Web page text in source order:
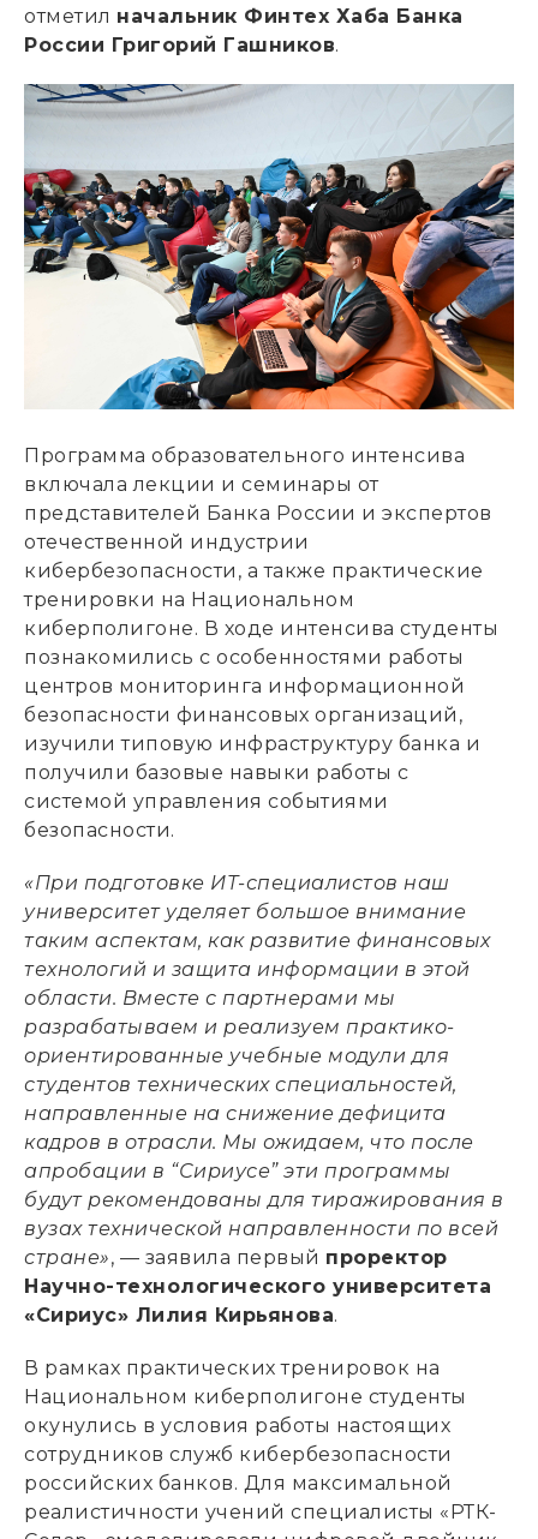
отметил начальник Финтех Хаба Банка
России Григорий Гашников.
Программа образовательного интенсива
включала лекции и семинары от
представителей Банка России и экспертов
отечественной индустрии
кибербезопасности, а также практические
тренировки на Национальном
киберполигоне. В ходе интенсива студенты
познакомились с особенностями работы
центров мониторинга информационной
безопасности финансовых организаций,
изучили типовую инфраструктуру банка и
получили базовые навыки работы с
системой управления событиями
безопасности.
«При подготовке ИТ-специалистов наш
университет уделяет большое внимание
таким аспектам, как развитие финансовых
технологий и защита информации в этой
области. Вместе с партнерами мы
разрабатываем и реализуем практико-
ориентированные учебные модули для
студентов технических специальностей,
направленные на снижение дефицита
кадров в отрасли. Мы ожидаем, что после
апробации в “Сириусе” эти программы
будут рекомендованы для тиражирования в
вузах технической направленности по всей
стране», — заявила первый проректор
Научно-технологического университета
«Сириус» Лилия Кирьянова.
В рамках практических тренировок на
Национальном киберполигоне студенты
окунулись в условия работы настоящих
сотрудников служб кибербезопасности
российских банков. Для максимальной
реалистичности учений специалисты «РТК-